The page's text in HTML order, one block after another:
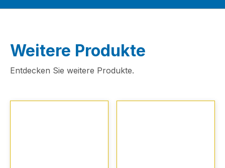
Weitere Produkte
Entdecken Sie weitere Produkte.